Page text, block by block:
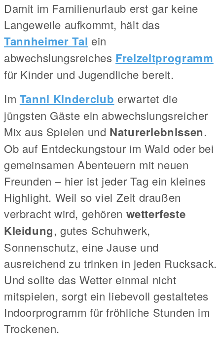
Damit im Familienurlaub erst gar keine
Langeweile aufkommt, hält das
Tannheimer Tal ein
abwechslungsreiches Freizeitprogramm
für Kinder und Jugendliche bereit.
Im Tanni Kinderclub erwartet die
jüngsten Gäste ein abwechslungsreicher
Mix aus Spielen und Naturerlebnissen.
Ob auf Entdeckungstour im Wald oder bei
gemeinsamen Abenteuern mit neuen
Freunden – hier ist jeder Tag ein kleines
Highlight. Weil so viel Zeit draußen
verbracht wird, gehören wetterfeste
Kleidung, gutes Schuhwerk,
Sonnenschutz, eine Jause und
ausreichend zu trinken in jeden Rucksack.
Und sollte das Wetter einmal nicht
mitspielen, sorgt ein liebevoll gestaltetes
Indoorprogramm für fröhliche Stunden im
Trockenen.